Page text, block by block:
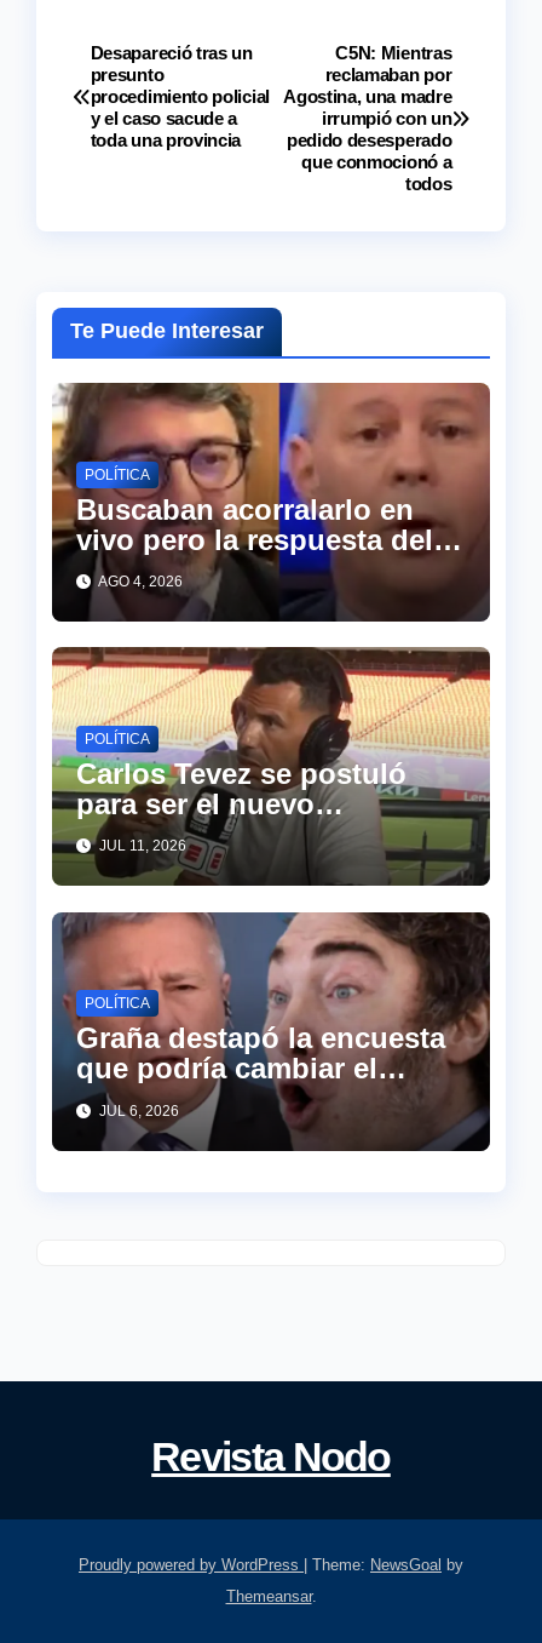
Navegación
de
entradas
C5N: Mientras
reclamaban por
Agostina, una madre
irrumpió con un
pedido desesperado
que conmocionó a
todos
Desapareció tras un
presunto
procedimiento policial
y el caso sacude a
toda una provincia
Te Puede Interesar
POLÍTICA
Buscaban acorralarlo en
vivo pero la respuesta del
abogado de Cristina
descolocó a todo el piso de
TN
AGO 4, 2026
POLÍTICA
Carlos Tevez se postuló
para ser el nuevo
presidente de argerntina y
sorprendió a todos
JUL 11, 2026
POLÍTICA
Graña destapó la encuesta
que podría cambiar el
tablero político: “Milei
pier…”
JUL 6, 2026
Revista Nodo
Proudly powered by WordPress Theme: NewsGoal by
Themeansar.